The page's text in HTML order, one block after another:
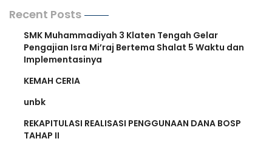
Recent Posts
SMK Muhammadiyah 3 Klaten Tengah Gelar
Pengajian Isra Mi’raj Bertema Shalat 5 Waktu dan
Implementasinya
KEMAH CERIA
unbk
REKAPITULASI REALISASI PENGGUNAAN DANA BOSP
TAHAP II